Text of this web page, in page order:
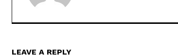
LEAVE A REPLY